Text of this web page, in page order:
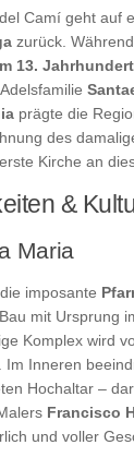
Camí geht auf
zurück.
13. Jahrhundert
prägte die
des
Kirche an
&
Maria
imposante
mit Ursprung
Komplex wird
Im Inneren
Hochaltar –
Francisco
und voller